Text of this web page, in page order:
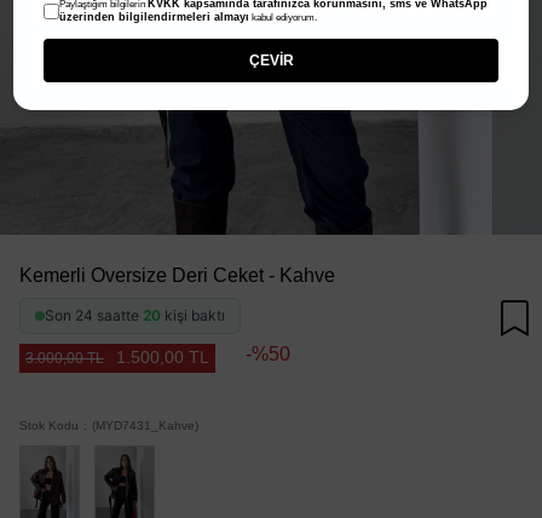
Kemerli Oversize Deri Ceket - Kahve
Son 24 saatte 20 kişi baktı
3.000,00 TL 1.500,00 TL 50
Stok Kodu (MYD7431_Kahve)
Paylaştığım bilgilerin KVKK kapsamında tarafınızca korunmasını, sms ve WhatsApp
üzerinden bilgilendirmeleri almayı kabul ediyorum.
ÇEVİR